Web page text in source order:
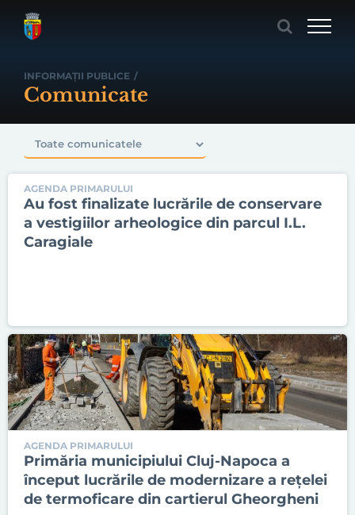
INFORMAȚII PUBLICE /
Comunicate
AGENDA PRIMARULUI
Au fost finalizate lucrările de conservare
a vestigiilor arheologice din parcul I.L.
Caragiale
AGENDA PRIMARULUI
Primăria municipiului Cluj-Napoca a
început lucrările de modernizare a rețelei
de termoficare din cartierul Gheorgheni